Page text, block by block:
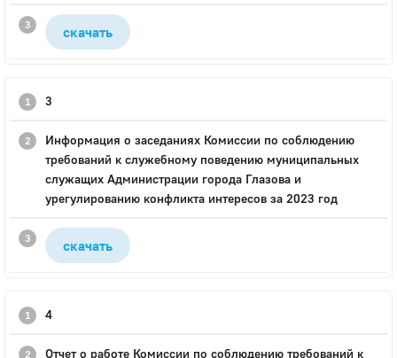
скачать
3
Информация о заседаниях Комиссии по соблюдению
требований к служебному поведению муниципальных
служащих Администрации города Глазова и
урегулированию конфликта интересов за 2023 год
скачать
4
Отчет о работе Комиссии по соблюдению требований к